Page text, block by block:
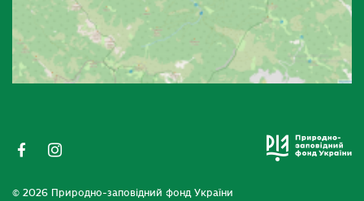
© 2026 Природно-заповідний фонд України